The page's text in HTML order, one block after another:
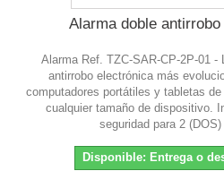
Alarma doble
Alarma Ref. TZC-SAR-CP-2P-01 -
antirrobo electrónica más
computadores portátiles y tabletas
cualquier tamaño de dispositivo.
seguridad para 2
Disponible: Entrega o